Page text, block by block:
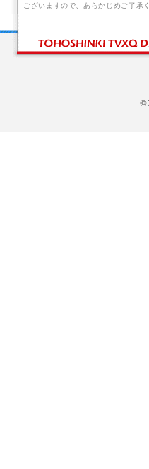
ございますので、あらかじめご了承